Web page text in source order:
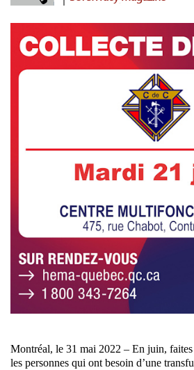
Montréal, le 31 mai 2022 – En juin,
les personnes qui ont besoin d’une